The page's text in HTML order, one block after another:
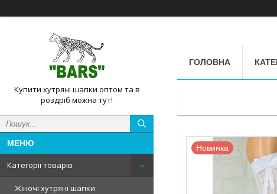
Купити хутряні шапки оптом та в
роздріб можна тут!
Категорії товарів
Жіночі хутряні шапки
ГОЛОВНА
Новинка